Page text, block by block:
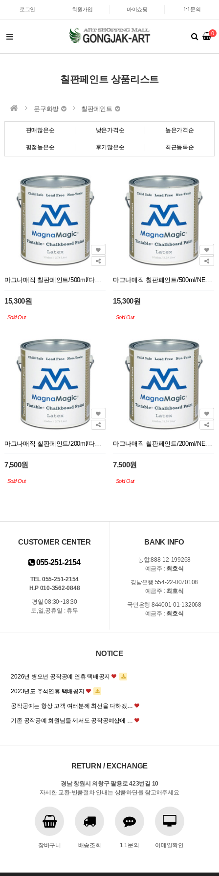
로그인 회원가입 마이쇼핑 1:1문의
0
칠판페인트 상품리스트
문구화방 칠판페인트
판매많은순 낮은가격순 높은가격순
평점높은순 후기많은순 최근등록순
마그나매직 칠판페인트/500ml/다크블랙
15,300원
Sold Out
15,300원
Sold Out
마그나매직 칠판페인트/200ml/다크블랙
7,500원
Sold Out
7,500원
Sold Out
CUSTOMER CENTER
055-251-2154
TEL 055-251-2154
H.P 010-3562-0848
평일 08:30~18:30
토,일,공휴일 : 휴무
BANK INFO
농협:888-12-199268
예금주 : 최호식
경남은행 554-22-0070108
예금주 : 최호식
국민은행 844001-01-132068
예금주 : 최호식
NOTICE
2026년 병오년 공작공예 연휴 택배공지
2023년도 추석연휴 택배공지
공작공예는 항상 고객 여러분께 최선을 다하겠…
기존 공작공예 회원님들 께서도 공작공예샵에 …
RETURN / EXCHANGE
경남 창원시 의창구 팔용로 423번길 10
자세한 교환·반품절차 안내는 상품하단을 참고해주세요
장바구니 배송조회 1:1문의 이메일확인